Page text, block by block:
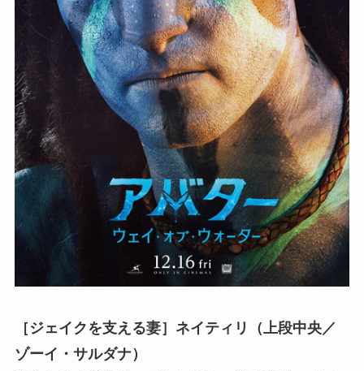
［ジェイクを支える妻］ネイティリ（上段中央／
ゾーイ・サルダナ）